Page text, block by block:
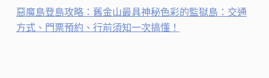
惡魔島登島攻略：舊金山最具神秘色彩的監獄島：交通
方式、門票預約、行前須知一次搞懂！